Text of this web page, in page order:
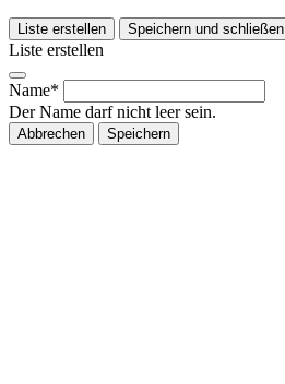
Liste erstellen Speichern und schließen
Liste erstellen
Name*
Der Name darf nicht leer sein.
Abbrechen Speichern